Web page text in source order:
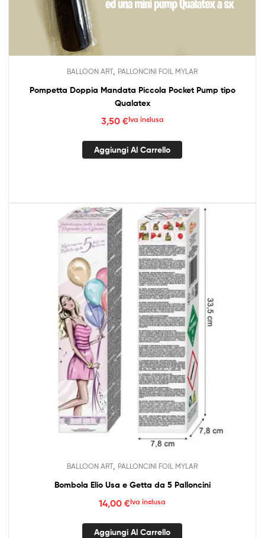
BALLOON ART, PALLONCINI FOIL MYLAR
Pompetta Doppia Mandata Piccola Pocket Pump tipo
Qualatex
3,50 €Iva inclusa
Aggiungi Al Carrello
BALLOON ART, PALLONCINI FOIL MYLAR
Bombola Elio Usa e Getta da 5 Palloncini
14,00 €Iva inclusa
Aggiungi Al Carrello